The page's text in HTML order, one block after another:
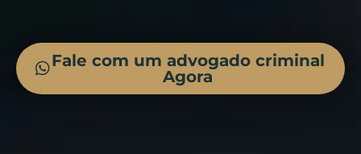
Fale com um advogado criminal
Agora